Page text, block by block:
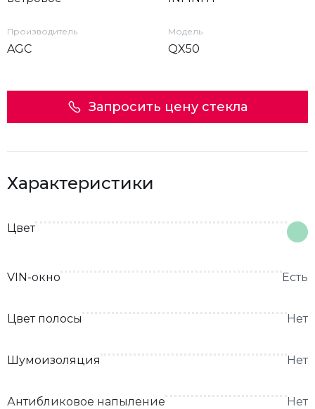
Производитель
AGC
Модель
QX50
Запросить цену стекла
Характеристики
Цвет
VIN-окно Есть
Цвет полосы Нет
Шумоизоляция Нет
Антибликовое напыление Нет